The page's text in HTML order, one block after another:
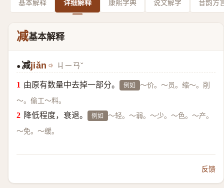
基本解释 详细解释 康熙字典 说文解字 音韵方
减基本解释
●减jiǎn ㄐㄧㄢˇ
由原有数量中去掉一部分。 例如 ～价。～员。缩～。削
～。偷工～料。
降低程度，衰退。 例如 ～轻。～弱。～少。～色。～产。
～免。～缓。
反馈